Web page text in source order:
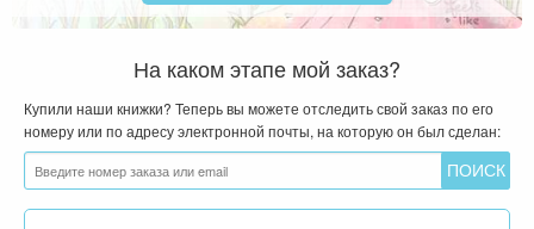
На каком этапе мой заказ?
Купили наши книжки? Теперь вы можете отследить свой заказ по его
номеру или по адресу электронной почты, на которую он был сделан: